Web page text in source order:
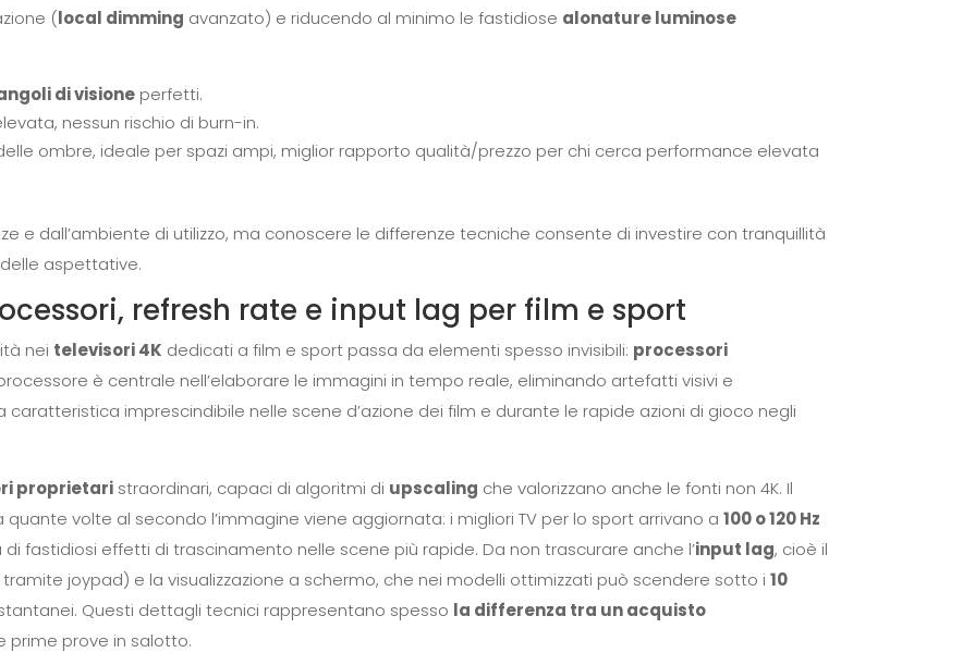
(local dimming avanzato) e riducendo al minimo le fastidiose alonature luminose
di visione perfetti.
nessun rischio di burn-in.
ombre, ideale per spazi ampi, miglior rapporto qualità/prezzo per chi cerca performance elevata
e dall’ambiente di utilizzo, ma conoscere le differenze tecniche consente di investire con tranquillità
aspettative.
refresh rate e input lag per film e sport
nei televisori 4K dedicati a film e sport passa da elementi spesso invisibili: processori
è centrale nell’elaborare le immagini in tempo reale, eliminando artefatti visivi e
caratteristica imprescindibile nelle scene d’azione dei film e durante le rapide azioni di gioco negli
proprietari straordinari, capaci di algoritmi di upscaling che valorizzano anche le fonti non 4K. Il
quante volte al secondo l’immagine viene aggiornata: i migliori TV per lo sport arrivano a100 o 120 Hz
fastidiosi effetti di trascinamento nelle scene più rapide. Da non trascurare anche l’input lag, cioè il
joypad) e la visualizzazione a schermo, che nei modelli ottimizzati può scendere sotto i10
Questi dettagli tecnici rappresentano spesso la differenza tra un acquisto
prime prove in salotto.